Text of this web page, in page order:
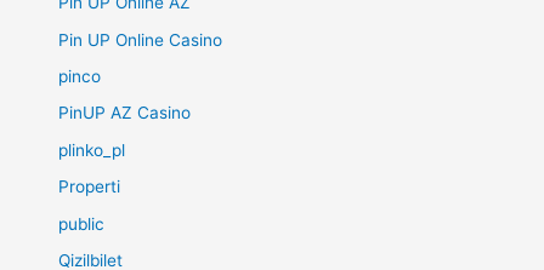
Pin UP Online Casino
pinco
PinUP AZ Casino
plinko_pl
Properti
public
Qizilbilet